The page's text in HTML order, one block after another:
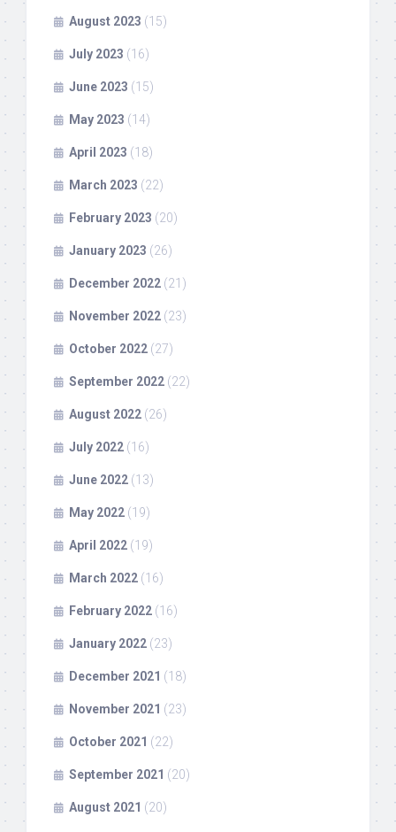
August 2023 (15)
July 2023 (16)
June 2023 (15)
May 2023 (14)
April 2023 (18)
March 2023 (22)
February 2023 (20)
January 2023 (26)
December 2022 (21)
November 2022 (23)
October 2022 (27)
September 2022 (22)
August 2022 (26)
July 2022 (16)
June 2022 (13)
May 2022 (19)
April 2022 (19)
March 2022 (16)
February 2022 (16)
January 2022 (23)
December 2021 (18)
November 2021 (23)
October 2021 (22)
September 2021 (20)
August 2021 (20)